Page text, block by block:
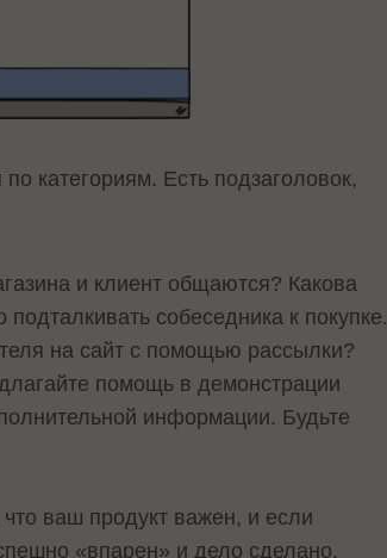
категориям. Есть подзаголовок,
и клиент общаются? Какова
собеседника к покупке.
на сайт с помощью рассылки?
помощь в демонстрации
информации. Будьте
ваш продукт важен, и если
«впарен» и дело сделано.